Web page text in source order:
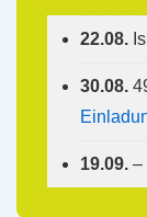
22.08.
30.08.
19.09. –